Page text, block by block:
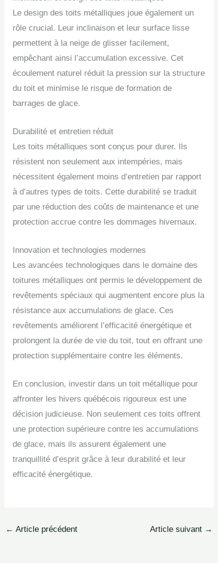
Le design des toits métalliques joue également un
rôle crucial. Leur inclinaison et leur surface lisse
permettent à la neige de glisser facilement,
empêchant ainsi l’accumulation excessive. Cet
écoulement naturel réduit la pression sur la structure
du toit et minimise le risque de formation de
barrages de glace.
Durabilité et entretien réduit
Les toits métalliques sont conçus pour durer. Ils
résistent non seulement aux intempéries, mais
nécessitent également moins d’entretien par rapport
à d’autres types de toits. Cette durabilité se traduit
par une réduction des coûts de maintenance et une
protection accrue contre les dommages hivernaux.
Innovation et technologies modernes
Les avancées technologiques dans le domaine des
toitures métalliques ont permis le développement de
revêtements spéciaux qui augmentent encore plus la
résistance aux accumulations de glace. Ces
revêtements améliorent l’efficacité énergétique et
prolongent la durée de vie du toit, tout en offrant une
protection supplémentaire contre les éléments.
En conclusion, investir dans un toit métallique pour
affronter les hivers québécois rigoureux est une
décision judicieuse. Non seulement ces toits offrent
une protection supérieure contre les accumulations
de glace, mais ils assurent également une
tranquillité d’esprit grâce à leur durabilité et leur
efficacité énergétique.
← Article précédent Article suivant →